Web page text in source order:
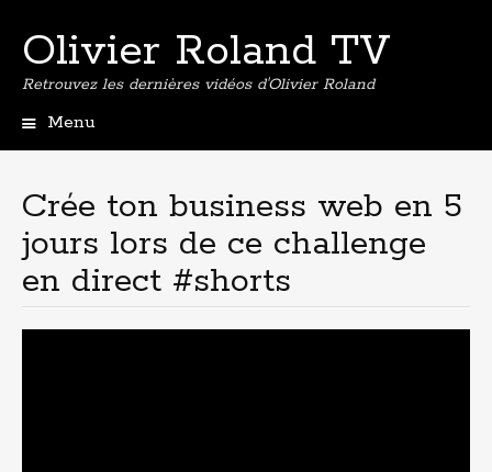
Olivier Roland TV
Retrouvez les dernières vidéos d'Olivier Roland
Menu
contenu
principal
Crée ton business web en 5
jours lors de ce challenge
en direct #shorts